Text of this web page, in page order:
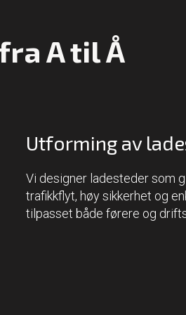
A til Å
Utforming av
Vi designer ladesteder som
trafikkflyt, høy sikkerhet og
tilpasset både førere og